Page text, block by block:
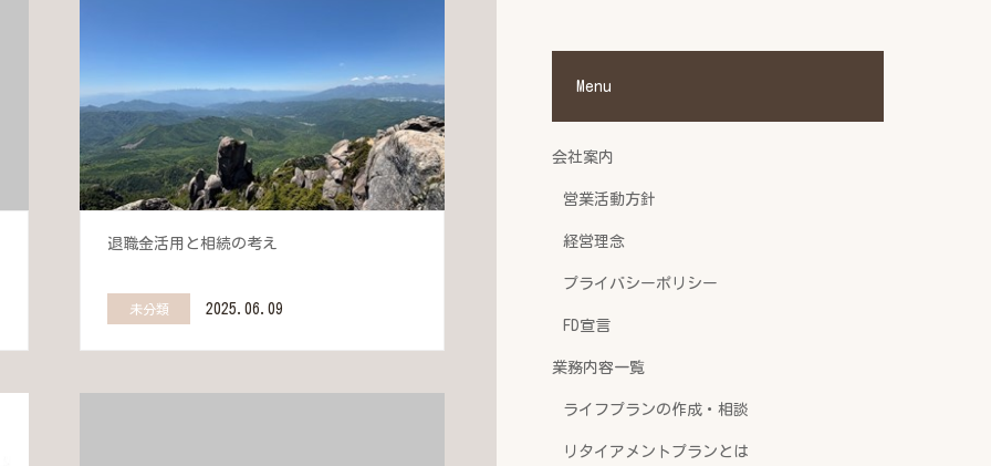
退職金活用と相続の考え
未分類 2025.06.09
Menu
会社案内
営業活動方針
経営理念
プライバシーポリシー
FD宣言
業務内容一覧
ライフプランの作成・相談
リタイアメントプランとは